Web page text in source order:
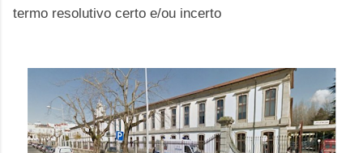
termo resolutivo certo e/ou incerto